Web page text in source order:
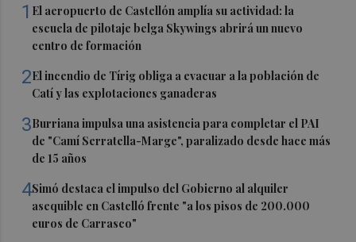
1 El aeropuerto de Castellón amplía su actividad: la
escuela de pilotaje belga Skywings abrirá un nuevo
centro de formación
2El incendio de Tírig obliga a evacuar a la población de
Catí y las explotaciones ganaderas
3Burriana impulsa una asistencia para completar el PAI
de "Camí Serratella-Marge", paralizado desde hace más
de 15 años
4Simó destaca el impulso del Gobierno al alquiler
asequible en Castelló frente "a los pisos de 200.000
euros de Carrasco"